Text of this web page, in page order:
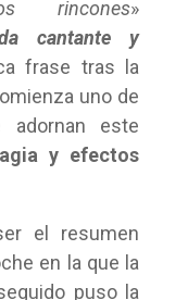
rincones»
cantante y
frase tras la
uno de
adornan este
y efectos
el resumen
en la que la
puso la